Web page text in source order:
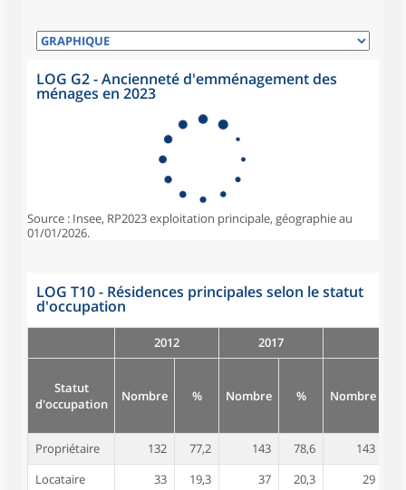
LOG G2 - Ancienneté d'emménagement des
ménages en 2023
Source : Insee, RP2023 exploitation principale, géographie au
01/01/2026.
LOG T10 - Résidences principales selon le statut
d'occupation
2012 2017
Statut
d'occupation
Nombre % Nombre % Nombre
Propriétaire 132 77,2 143 78,6 143
Locataire
33 19,3 37 20,3 29